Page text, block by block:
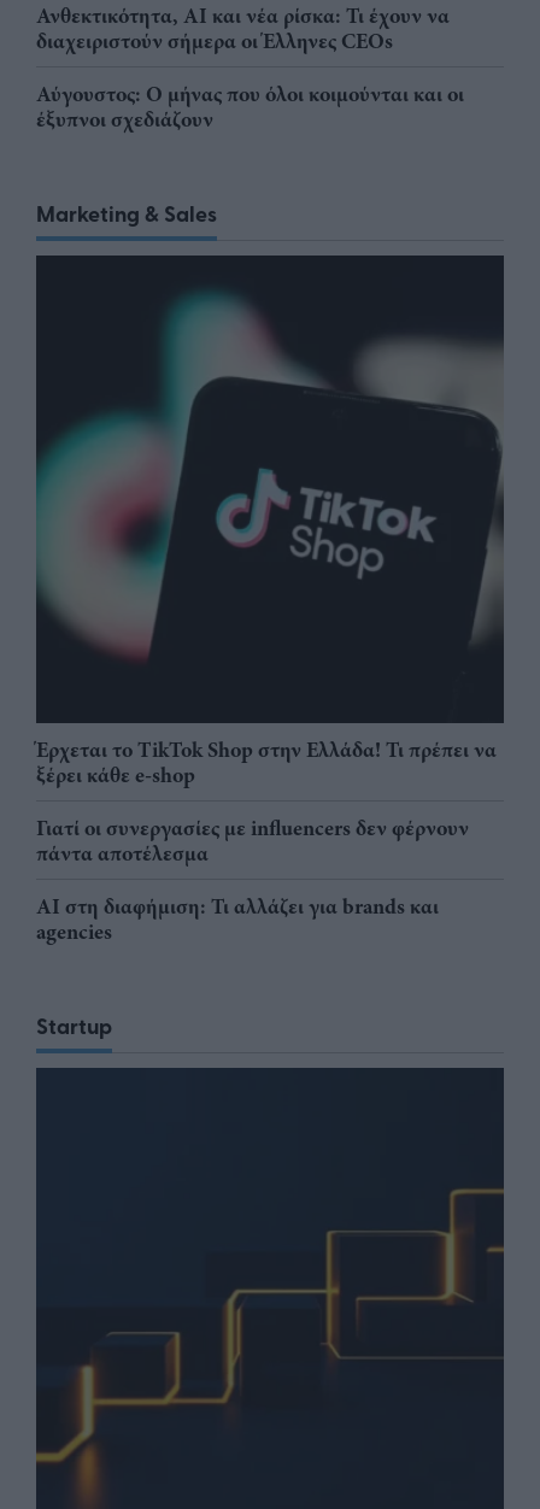
Ανθεκτικότητα, AI και νέα ρίσκα: Τι έχουν να
διαχειριστούν σήμερα οι Έλληνες CEOs
Αύγουστος: Ο μήνας που όλοι κοιμούνται και οι
έξυπνοι σχεδιάζουν
Marketing & Sales
Έρχεται το TikTok Shop στην Ελλάδα! Τι πρέπει να
ξέρει κάθε e-shop
Γιατί οι συνεργασίες με influencers δεν φέρνουν
πάντα αποτέλεσμα
AI στη διαφήμιση: Τι αλλάζει για brands και
agencies
Startup